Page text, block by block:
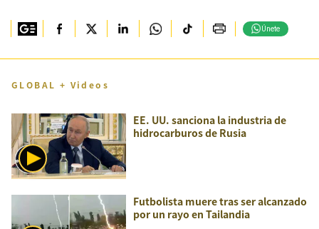
Únete
GLOBAL + Videos
EE. UU. sanciona la industria de
hidrocarburos de Rusia
Futbolista muere tras ser alcanzado
por un rayo en Tailandia